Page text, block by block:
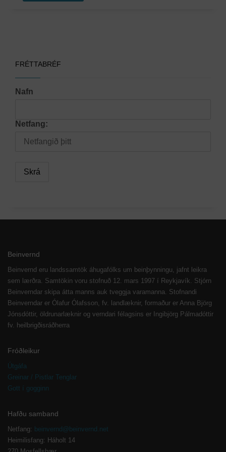
FRÉTTABRÉF
Nafn
Netfang:
Beinvernd
Beinvernd eru landssamtök áhugafólks um beinþynningu, jafnt leikra
sem lærðra. Samtökin voru stofnuð 12. mars 1997 í Reykjavík. Stjórn
Beinverndar skipa átta manns auk tveggja varamanna. Stofnandi
Beinverndar er Ólafur Ólafsson, fv. landlæknir, formaður er Anna Björg
Jónsdóttir, öldrunarlæknir og verndari félagsins er Ingibjörg Pálmadóttir
fv. heilbrigðisráðherra
Fróðleikur
Útgáfa
Greinar / Pistlar Tenglar
Gott í gogginn
Hafðu samband
Netfang: beinvernd@beinvernd.net
Heimilisfang: Háholt 14